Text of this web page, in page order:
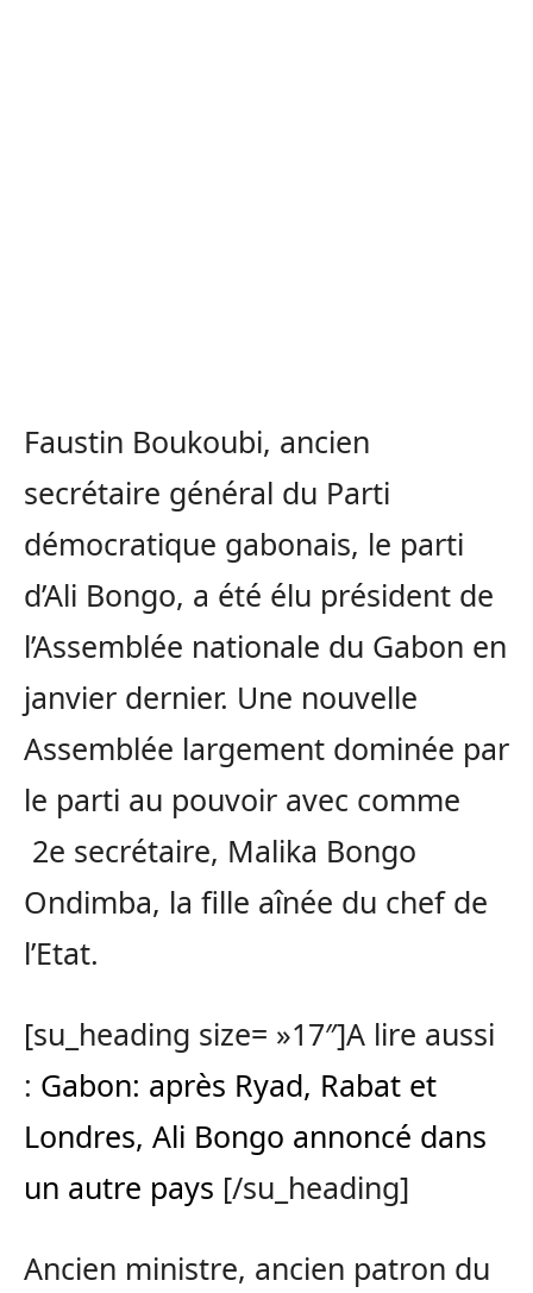
Faustin Boukoubi, ancien
secrétaire général du Parti
démocratique gabonais, le parti
d’Ali Bongo, a été élu président de
l’Assemblée nationale du Gabon en
janvier dernier. Une nouvelle
Assemblée largement dominée par
le parti au pouvoir avec comme
2e secrétaire, Malika Bongo
Ondimba, la fille aînée du chef de
l’Etat.
[su_heading size= »17″]A lire aussi
: Gabon: après Ryad, Rabat et
Londres, Ali Bongo annoncé dans
un autre pays [/su_heading]
Ancien ministre, ancien patron du